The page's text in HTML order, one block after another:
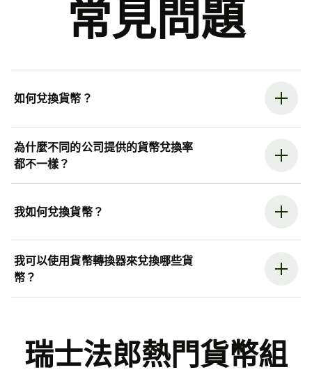
常見問題
如何兌換貨幣？
為什麼不同的公司提供的貨幣兌換率
都不一樣？
我如何兌換貨幣？
我可以使用貨幣轉換器來兌換哪些貨
幣？
瑞士法郎熱門貨幣組